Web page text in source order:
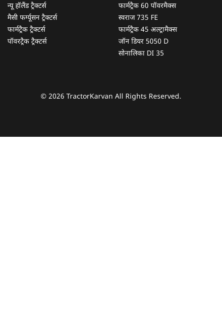
न्यू हॉलैंड ट्रैक्टर्स
मैसी फर्ग्यूसन ट्रैक्टर्स
फार्मट्रैक ट्रैक्टर्स
पॉवरट्रैक ट्रैक्टर्स
फार्मट्रैक 60 पॉवरमैक्स
स्वराज 735 FE
फार्मट्रैक 45 अल्ट्रामैक्स
जॉन डियर 5050 D
सोनालिका DI 35
© 2026 TractorKarvan All Rights Reserved.